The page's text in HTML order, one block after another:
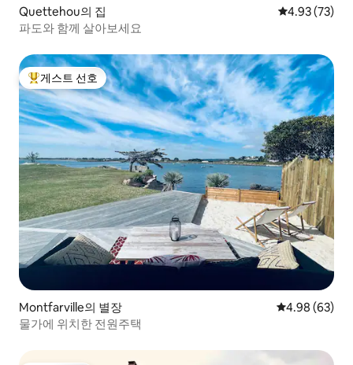
Quettehou의 집 평점 4.93점(5
4.93 (73)
파도와 함께 살아보세요
상위 게스트 선호
게스트 선호
Montfarville의 별장 평점 4.98점(5
4.98 (63)
물가에 위치한 전원주택